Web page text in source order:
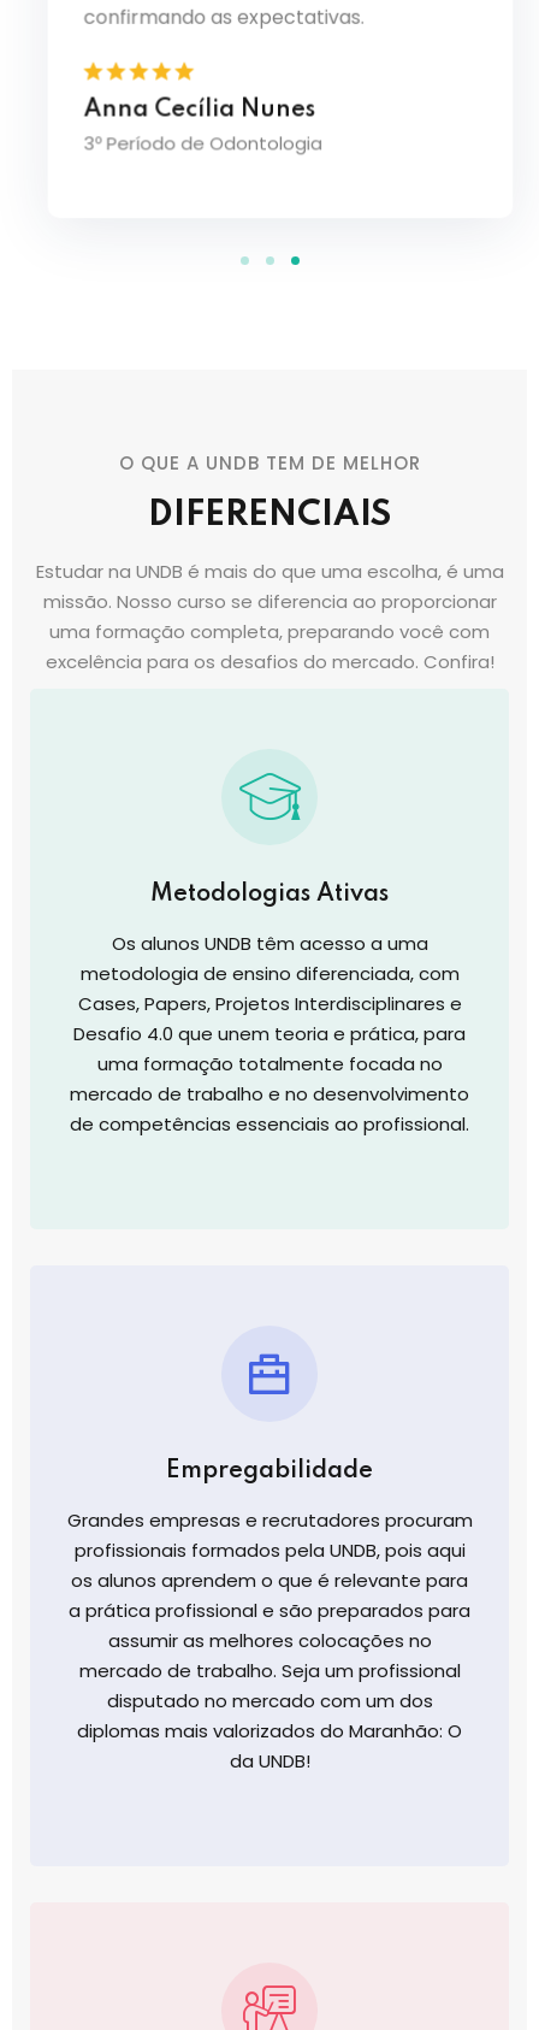
confirmando as expectativas.
Anna Cecília Nunes
3º Período de Odontologia
O QUE A UNDB TEM DE MELHOR
DIFERENCIAIS
Estudar na UNDB é mais do que uma escolha, é uma
missão. Nosso curso se diferencia ao proporcionar
uma formação completa, preparando você com
excelência para os desafios do mercado. Confira!
Metodologias Ativas
Os alunos UNDB têm acesso a uma
metodologia de ensino diferenciada, com
Cases, Papers, Projetos Interdisciplinares e
Desafio 4.0 que unem teoria e prática, para
uma formação totalmente focada no
mercado de trabalho e no desenvolvimento
de competências essenciais ao profissional.
Empregabilidade
Grandes empresas e recrutadores procuram
profissionais formados pela UNDB, pois aqui
os alunos aprendem o que é relevante para
a prática profissional e são preparados para
assumir as melhores colocações no
mercado de trabalho. Seja um profissional
disputado no mercado com um dos
diplomas mais valorizados do Maranhão: O
da UNDB!